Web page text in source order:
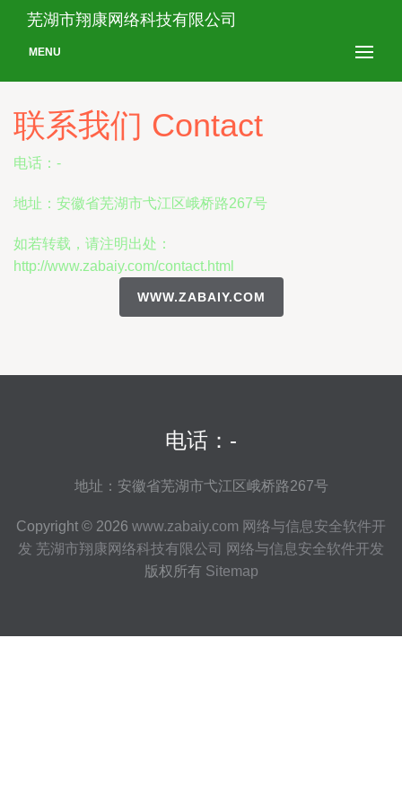
芜湖市翔康网络科技有限公司
MENU
联系我们 Contact
电话：-
地址：安徽省芜湖市弋江区峨桥路267号
如若转载，请注明出处：
http://www.zabaiy.com/contact.html
WWW.ZABAIY.COM
电话：-
地址：安徽省芜湖市弋江区峨桥路267号
Copyright © 2026 www.zabaiy.com 网络与信息安全软件开
发 芜湖市翔康网络科技有限公司
网络与信息安全软件开发
版权所有 Sitemap